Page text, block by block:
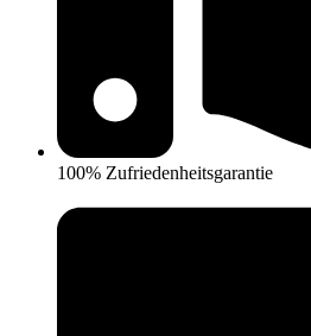
100% Zufriedenheitsgarantie